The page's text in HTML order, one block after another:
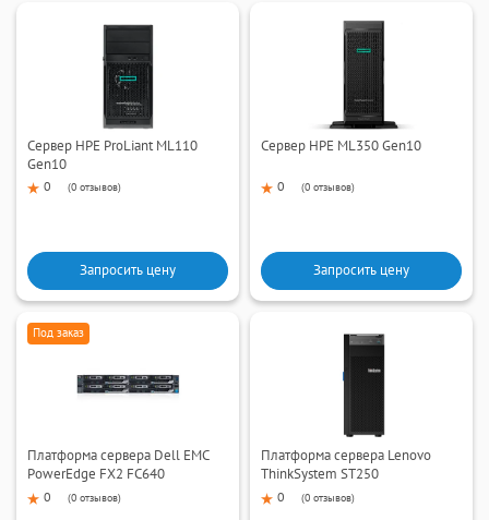
Сервер HPE ProLiant ML110
Gen10
0 (0 отзывов)
Запросить цену
Сервер HPE ML350 Gen10
0 (0 отзывов)
Запросить цену
Под заказ
Платформа сервера Dell EMC
PowerEdge FX2 FC640
0 (0 отзывов)
Платформа сервера Lenovo
ThinkSystem ST250
0 (0 отзывов)